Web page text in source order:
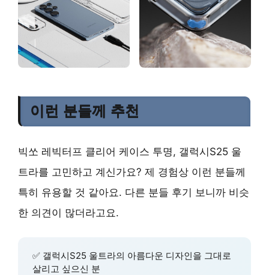
이런 분들께 추천
빅쏘 레빅터프 클리어 케이스 투명, 갤럭시S25 울
트라를 고민하고 계신가요? 제 경험상 이런 분들께
특히 유용할 것 같아요. 다른 분들 후기 보니까 비슷
한 의견이 많더라고요.
✅ 갤럭시S25 울트라의 아름다운 디자인을 그대로
살리고 싶으신 분